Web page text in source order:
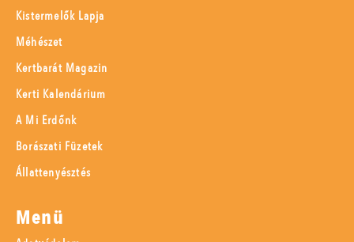
Kistermelők Lapja
Méhészet
Kertbarát Magazin
Kerti Kalendárium
A Mi Erdőnk
Borászati Füzetek
Állattenyésztés
Menü